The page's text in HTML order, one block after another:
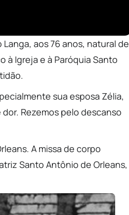
aos 76 anos, natural de
à Igreja e à Paróquia Santo
sua esposa Zélia,
Rezemos pelo descanso
A missa de corpo
Santo Antônio de Orleans,